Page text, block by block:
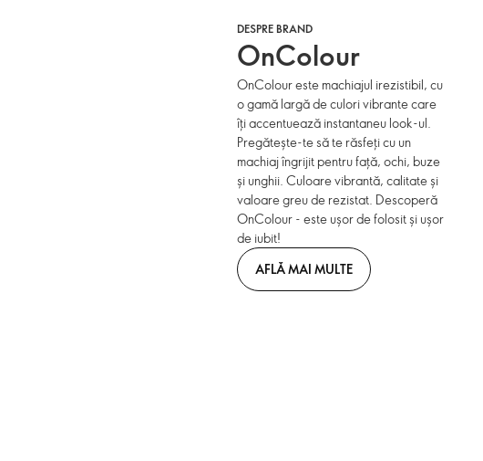
DESPRE BRAND
OnColour
OnColour este machiajul irezistibil, cu
o gamă largă de culori vibrante care
îți accentuează instantaneu look-ul.
Pregătește-te să te răsfeți cu un
machiaj îngrijit pentru față, ochi, buze
și unghii. Culoare vibrantă, calitate și
valoare greu de rezistat. Descoperă
OnColour - este ușor de folosit și ușor
de iubit!
AFLĂ MAI MULTE